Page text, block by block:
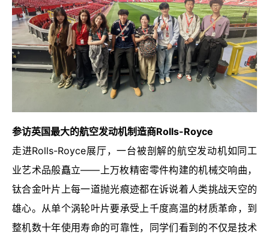
参访英国最大的航空发动机制造商Rolls-Royce
走进Rolls-Royce展厅，一台被剖解的航空发动机如同工
业艺术品般矗立——上万枚精密零件构建的机械交响曲，
钛合金叶片上每一道抛光痕迹都在诉说着人类挑战天空的
雄心。从单个涡轮叶片要承受上千度高温的材质革命，到
整机数十年使用寿命的可靠性，同学们看到的不仅是技术